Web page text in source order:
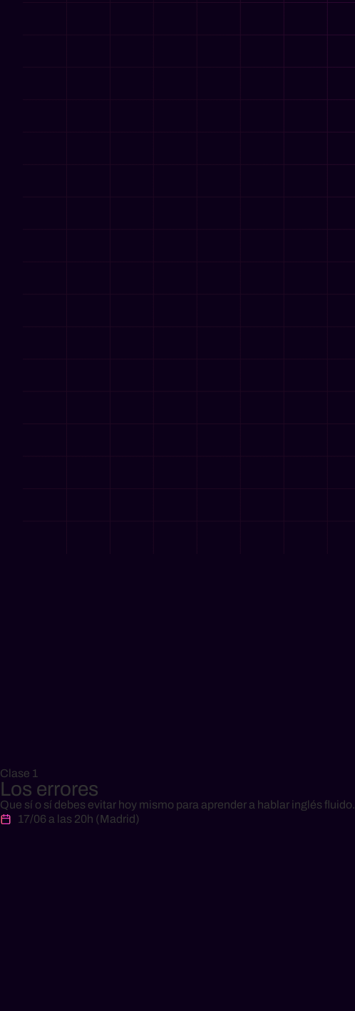
Clase 1
Los errores
Que sí o sí debes evitar hoy mismo para aprender a hablar inglés fluido.
17/06 a las 20h (Madrid)